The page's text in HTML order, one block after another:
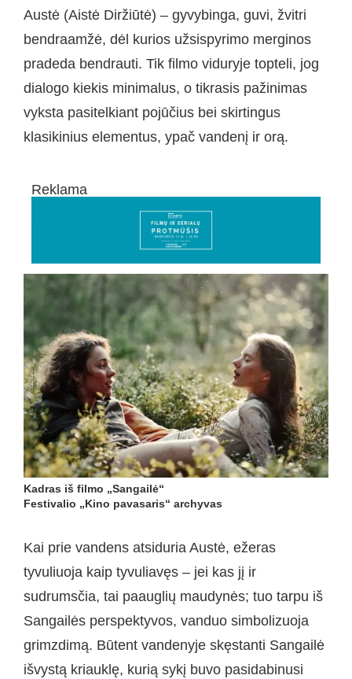
Austė (Aistė Diržiūtė) – gyvybinga, guvi, žvitri
bendraamžė, dėl kurios užsispyrimo merginos
pradeda bendrauti. Tik filmo viduryje topteli, jog
dialogo kiekis minimalus, o tikrasis pažinimas
vyksta pasitelkiant pojūčius bei skirtingus
klasikinius elementus, ypač vandenį ir orą.
Reklama
Kadras iš filmo „Sangailė“
Festivalio „Kino pavasaris“ archyvas
Kai prie vandens atsiduria Austė, ežeras
tyvuliuoja kaip tyvuliavęs – jei kas jį ir
sudrumsčia, tai paauglių maudynės; tuo tarpu iš
Sangailės perspektyvos, vanduo simbolizuoja
grimzdimą. Būtent vandenyje skęstanti Sangailė
išvystą kriauklę, kurią sykį buvo pasidabinusi